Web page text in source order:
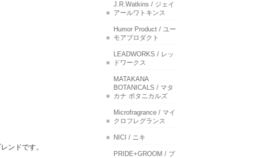
ンドです。
J.R.Watkins / ジェイ
アールワトキンス
Humor Product / ユー
モアプロダクト
LEADWORKS / レッ
ドワークス
MATAKANA
BOTANICALS / マタ
カナ ボタニカルズ
Microfragrance / マイ
クロフレグランス
NICI / ニキ
PRIDE+GROOM / プ